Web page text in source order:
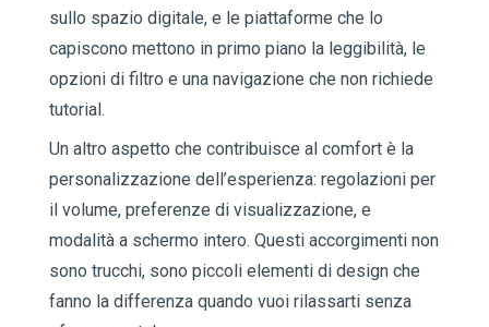
sullo spazio digitale, e le piattaforme che lo
capiscono mettono in primo piano la leggibilità, le
opzioni di filtro e una navigazione che non richiede
tutorial.
Un altro aspetto che contribuisce al comfort è la
personalizzazione dell’esperienza: regolazioni per
il volume, preferenze di visualizzazione, e
modalità a schermo intero. Questi accorgimenti non
sono trucchi, sono piccoli elementi di design che
fanno la differenza quando vuoi rilassarti senza